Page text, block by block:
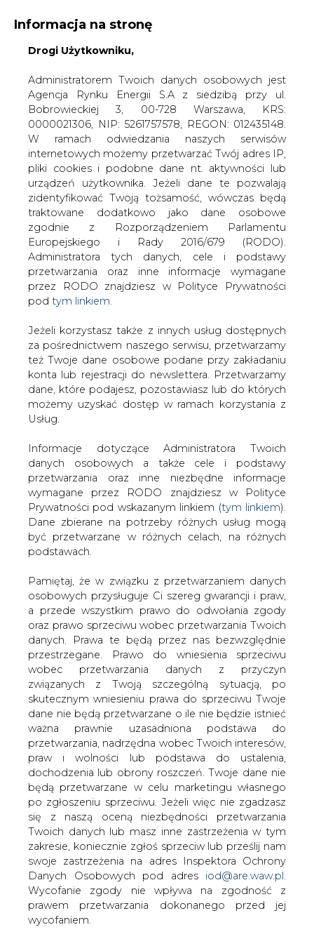
KONTAKT:
WYDAWCA PORTALU:
WYSOKI KONTRAST A A
ZALOGUJ SIĘ
WŁĄCZ CIRE.TV
Informacja na stronę
Drogi Użytkowniku,
Administratorem Twoich danych osobowych jest
Agencja Rynku Energii S.A z siedzibą przy ul.
Bobrowieckiej 3, 00-728 Warszawa, KRS:
0000021306, NIP: 5261757578, REGON: 012435148.
W ramach odwiedzania naszych serwisów
internetowych możemy przetwarzać Twój adres IP,
pliki cookies i podobne dane nt. aktywności lub
urządzeń użytkownika. Jeżeli dane te pozwalają
zidentyfikować Twoją tożsamość, wówczas będą
traktowane dodatkowo jako dane osobowe
zgodnie z Rozporządzeniem Parlamentu
Europejskiego i Rady 2016/679 (RODO).
Administratora tych danych, cele i podstawy
przetwarzania oraz inne informacje wymagane
przez RODO znajdziesz w Polityce Prywatności
pod tym linkiem.
Jeżeli korzystasz także z innych usług dostępnych
za pośrednictwem naszego serwisu, przetwarzamy
też Twoje dane osobowe podane przy zakładaniu
konta lub rejestracji do newslettera. Przetwarzamy
dane, które podajesz, pozostawiasz lub do których
możemy uzyskać dostęp w ramach korzystania z
Usług.
Informacje dotyczące Administratora Twoich
danych osobowych a także cele i podstawy
przetwarzania oraz inne niezbędne informacje
wymagane przez RODO znajdziesz w Polityce
Prywatności pod wskazanym linkiem (tym linkiem).
Dane zbierane na potrzeby różnych usług mogą
być przetwarzane w różnych celach, na różnych
podstawach.
Pamiętaj, że w związku z przetwarzaniem danych
osobowych przysługuje Ci szereg gwarancji i praw,
a przede wszystkim prawo do odwołania zgody
oraz prawo sprzeciwu wobec przetwarzania Twoich
danych. Prawa te będą przez nas bezwzględnie
przestrzegane. Prawo do wniesienia sprzeciwu
wobec przetwarzania danych z przyczyn
związanych z Twoją szczególną sytuacją, po
skutecznym wniesieniu prawa do sprzeciwu Twoje
dane nie będą przetwarzane o ile nie będzie istnieć
ważna prawnie uzasadniona podstawa do
przetwarzania, nadrzędna wobec Twoich interesów,
praw i wolności lub podstawa do ustalenia,
dochodzenia lub obrony roszczeń. Twoje dane nie
będą przetwarzane w celu marketingu własnego
po zgłoszeniu sprzeciwu. Jeżeli więc nie zgadzasz
się z naszą oceną niezbędności przetwarzania
Twoich danych lub masz inne zastrzeżenia w tym
zakresie, koniecznie zgłoś sprzeciw lub prześlij nam
swoje zastrzeżenia na adres Inspektora Ochrony
Danych Osobowych pod adres iod@are.waw.pl
Wycofanie zgody nie wpływa na zgodność z
prawem przetwarzania dokonanego przed jej
wycofaniem.
Strona główna
SERWIS INFORMACYJNY CIRE
/ Cen energii dla gospodarstw domowych do
ponownej korekty
drukuj
skomentuj
udostępnij
Cen energii dla gospodarstw
Jak informuje
&#8222;Rzeczpospolita&#8221;, według
prezesa URE Mariusza Swory nie ma
powodów, aby podwyżka cen energii dla
gospodarstw domowych wynosiła od 9
do 15 proc. o co wnioskują jej
sprzedawcy.
Oznacza to, że prezes URE ponownie wezwie spółki do
korekty wniosków taryfowych.
Sprzedawcy energii tłumaczą, że wnioskowana przez
nich podwyżka cen energii podyktowana jest wzrostem
ponoszonych przez nich kosztów wynikających, m.in. z
obowiązku zakupu zielonej energii - czytamy w
"Rzeczpospolitej".
Przedsiębiorstwa energetyczne handlujące energią są